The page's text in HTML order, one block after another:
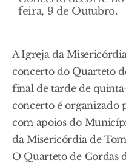
feira, 9 de Outubro.
A Igreja da
concerto do Quarteto
final de tarde de
concerto é organizado
com apoios do
da Misericórdia de
O Quarteto de Cordas